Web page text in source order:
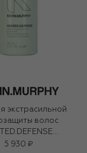
экстрасильной
волос
(150ml)
5 930 ₽